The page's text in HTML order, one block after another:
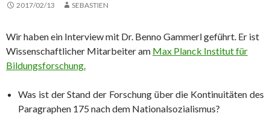
2017/02/13 SEBASTIEN
Wir haben ein Interview mit Dr. Benno Gammerl geführt. Er ist
Wissenschaftlicher Mitarbeiter am Max Planck Institut für
Bildungsforschung.
Was ist der Stand der Forschung über die Kontinuitäten des
Paragraphen 175 nach dem Nationalsozialismus?